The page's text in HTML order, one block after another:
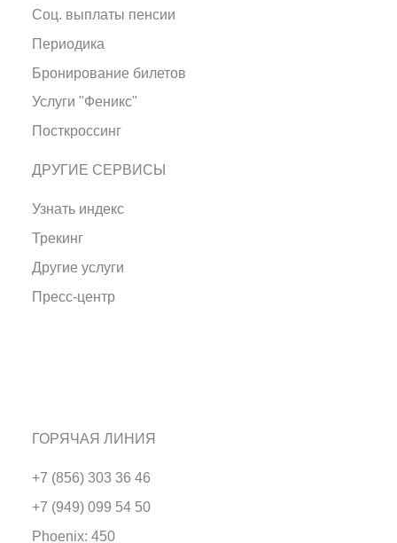
Соц. выплаты пенсии
Периодика
Бронирование билетов
Услуги "Феникс"
Посткроссинг
ДРУГИЕ СЕРВИСЫ
Узнать индекс
Трекинг
Другие услуги
Пресс-центр
ГОРЯЧАЯ ЛИНИЯ
+7 (856) 303 36 46
+7 (949) 099 54 50
Phoenix: 450